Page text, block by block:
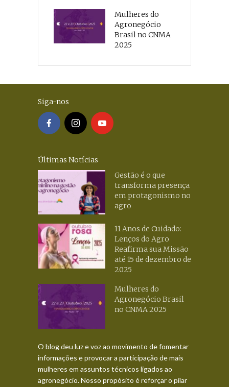
Mulheres do
Agronegócio
Brasil no CNMA
2025
Siga-nos
Últimas Notícias
Gestão é o que
transforma presença
em protagonismo no
agro
11 Anos de Cuidado:
Lenços do Agro
Reafirma sua Missão
até 15 de dezembro de
2025
Mulheres do
Agronegócio Brasil
no CNMA 2025
O blog deu luz e voz ao movimento de fomentar
informações e provocar a participação de mais
mulheres em assuntos técnicos ligados ao
agronegócio. Nosso propósito é reforçar o pilar